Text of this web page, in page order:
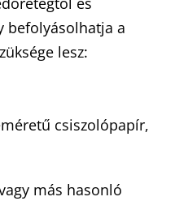
befolyásolhatja a
lesz:
csiszolópapír,
más hasonló